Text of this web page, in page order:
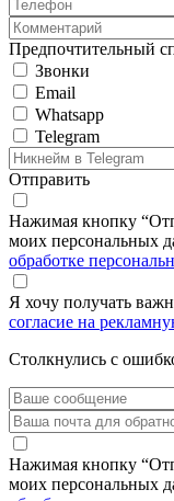
Предпочтительный
Звонки
Email
Whatsapp
Telegram
Отправить
Нажимая кнопку
моих персональных
обработке
Я хочу получать
согласие на
Столкнулись с
Нажимая кнопку
моих персональных